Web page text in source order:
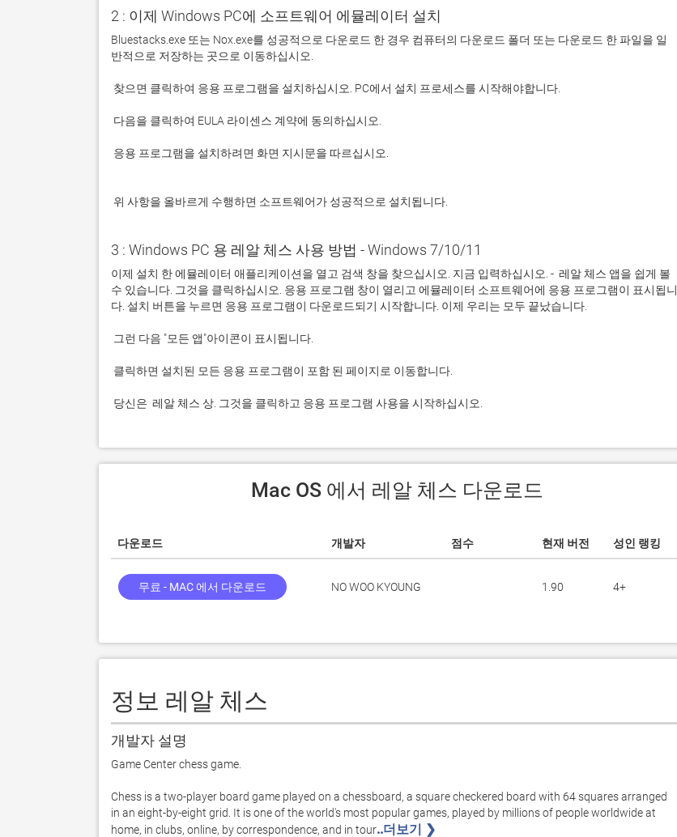
2 : 이제 Windows PC에 소프트웨어 에뮬레이터 설치
Bluestacks.exe 또는 Nox.exe를 성공적으로 다운로드 한 경우 컴퓨터의 다운로드 폴더 또는 다운로드 한 파일을 일
위 사항을 올바르게 수행하면 소프트웨어가 성공적으로 설치됩니다.
3 : Windows PC 용 레알 체스 사용 방법 - Windows 7/10/11
이제 설치 한 에뮬레이터 애플리케이션을 열고 검색 창을 찾으십시오. 지금 입력하십시오. -  레알 체스 앱을 쉽게 볼
수 있습니다. 그것을 클릭하십시오. 응용 프로그램 창이 열리고 에뮬레이터 소프트웨어에 응용 프로그램이 표시됩니
당신은  레알 체스 상. 그것을 클릭하고 응용 프로그램 사용을 시작하십시오.
Mac OS 에서 레알 체스 다운로드
다운로드 개발자 점수 현재 버전 성인 랭킹
무료 - MAC 에서 다운로드 NO WOO KYOUNG 1.90 4+
정보 레알 체스
개발자 설명
Game Center chess game.
Chess is a two-player board game played on a chessboard, a square checkered board with 64 squares arranged
in an eight-by-eight grid. It is one of the world's most popular games, played by millions of people worldwide at
home, in clubs, online, by correspondence, and in tour..더보기 ❯